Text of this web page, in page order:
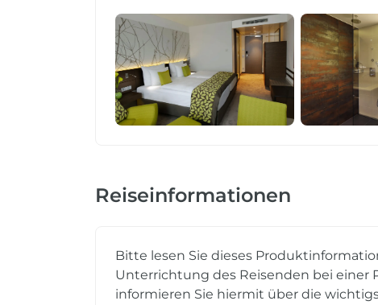
Reiseinformationen
Bitte lesen Sie dieses
Unterrichtung des Reisenden bei einer
informieren Sie hiermit über die